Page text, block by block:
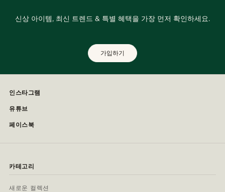
신상 아이템, 최신 트렌드 & 특별 혜택을 가장 먼저 확인하세요.
가입하기
인스타그램
유튜브
페이스북
카테고리
새로운 컬렉션